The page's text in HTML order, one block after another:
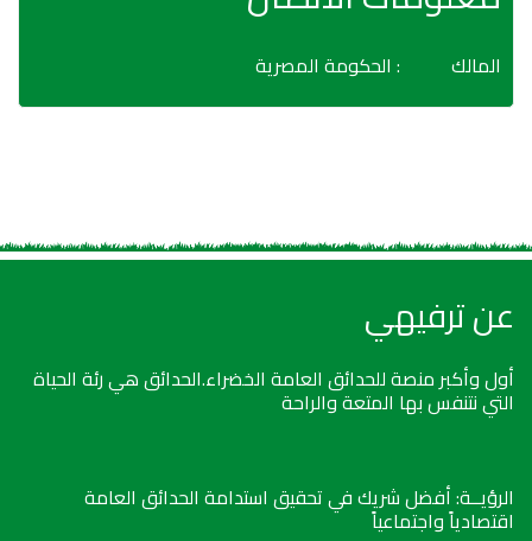
المالك : الحكومة المصرية
عن ترفيهي
أول وأكبر منصة للحدائق العامة الخضراء.الحدائق هي رئة الحياة
التي نتنفس بها المتعة والراحة
الرؤيــة: أفضل شريك في تحقيق استدامة الحدائق العامة
اقتصادياً واجتماعياً